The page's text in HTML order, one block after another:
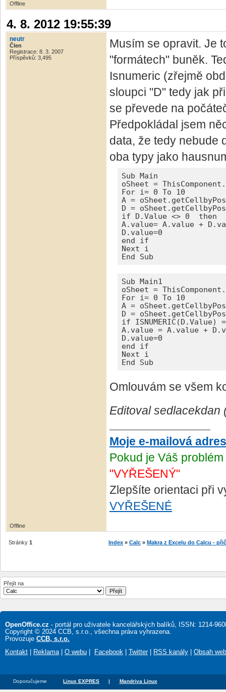
Offline
4. 8. 2012 19:55:39
neutr
Člen
Registrace: 8. 3. 2007
Příspěvků: 3,495
Musím se opravit. Je
"formátech" buněk.
Isnumeric (zřejmě
sloupci "D" tedy jak
se převede na
Předpokládal jsem
data, že tedy nebude
oba typy jako
Sub Main
oSheet =
For i= 0 To 10
A =
D =
if D.Value <> 0  then
A.value= A.value +
D.value=0
end if
Next i
End Sub
Sub Main1
oSheet =
For i= 0 To 10
A =
D =
if ISNUMERIC(D.Value)
A.value = A.value +
D.value=0
end if
Next i
End Sub
Omlouvám se všem
Editoval sedlacekdan
Moje e-mailová
Pokud je Váš
"VYŘEŠENÝ"
Zlepšíte orientaci při
VYŘEŠENÉ
Offline
Stránky 1 Index » Calc » Makra z Excelu do Calcu -
Přejít na
OpenOffice.cz - portál pro uživatele kancelářských balíků, ISSN: 1214-
Copyright © 2024 CCB, s.r.o., všechna práva vyhrazena.
Provozuje CCB, s.r.o.
Kontakt
Reklama| O webu Facebook Twitter| RSS kanály Obsah
Doporučujeme Linux EXPRES | Mandriva Linux